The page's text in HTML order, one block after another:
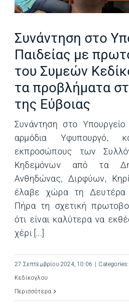
Συνάντηση στο
Παιδείας με
του Συμεών
τα προβλήματα
της Εύβοιας
Συνάντηση στο
αρμόδια Υφυπουργό,
εκπροσώπους των
Κηδεμόνων από τα
Ανθηδώνας, Διρφύων,
έλαβε χώρα τη Δευτέρα
Πήρα τη σχετική
ότι είναι καλύτερα να
χέρι [...]
27 Σεπτεμβρίου 2024, 10:06 | Categories:
Κεδίκογλου
Περισσότερα